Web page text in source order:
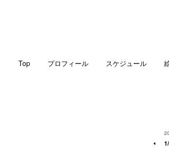
Top プロフィール スケジュール